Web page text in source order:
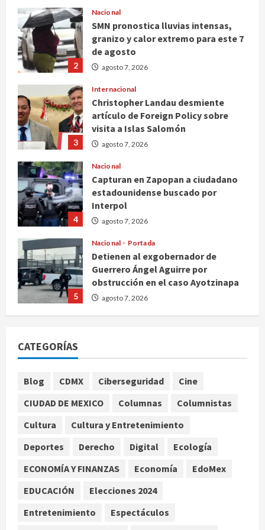
2
Nacional
SMN pronostica lluvias intensas,
granizo y calor extremo para este 7
de agosto
agosto 7, 2026
3
Internacional
Christopher Landau desmiente
artículo de Foreign Policy sobre
visita a Islas Salomón
agosto 7, 2026
4
Nacional
Capturan en Zapopan a ciudadano
estadounidense buscado por
Interpol
agosto 7, 2026
5
Nacional Portada
Detienen al exgobernador de
Guerrero Ángel Aguirre por
obstrucción en el caso Ayotzinapa
agosto 7, 2026
Tierra Caliente
SMN pronostica lluvias intensas,
granizo y calor extremo para este 7
agosto 7, 2026
Internacional
Christopher Landau desmiente
visita a Islas Salomón
CATEGORÍAS
Blog CDMX Ciberseguridad
Cine
CIUDAD DE MEXICO
Columnas
Columnistas
Cultura
Cultura y Entretenimiento
Deportes
Derecho Digital
Ecología
ECONOMÍA Y FINANZAS
Economía
EdoMex
EDUCACIÓN
Elecciones 2024
Entretenimiento
Espectáculos